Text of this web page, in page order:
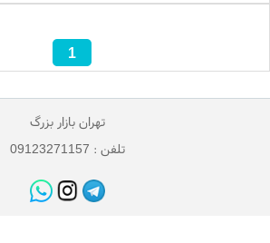
1
تهران بازار بزرگ
تلفن : 09123271157